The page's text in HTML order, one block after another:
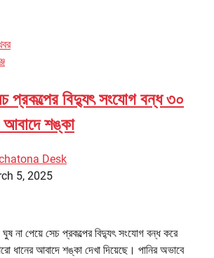
প্রকল্পের বিদ্যুৎ সংযোগ বন্ধ ৩০
আবাদে শঙ্কা
Desk
5, 2025
না পেয়ে সেচ প্রকল্পের বিদ্যুৎ সংযোগ বন্ধ করে
ধানের আবাদে শঙ্কা দেখা দিয়েছে। পানির অভাবে